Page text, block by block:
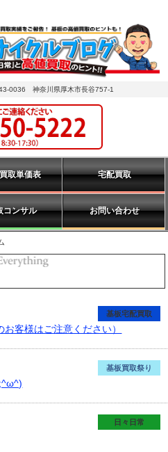
基板宅配買取
客様はご注意ください）
基板買取祭り
日々日常
0036 神奈川県厚木市長谷757-1
取単価表 宅配買取
コンサル お問い合わせ